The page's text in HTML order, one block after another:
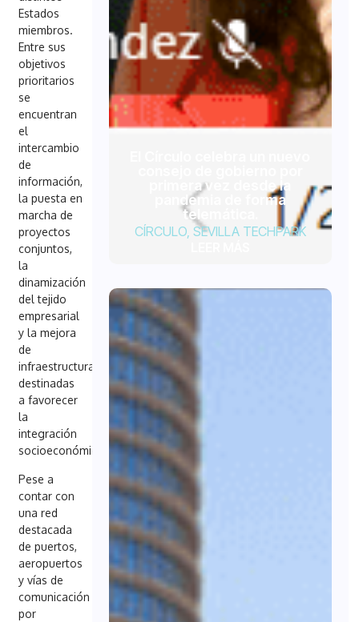
Estados
miembros.
Entre sus
objetivos
prioritarios
se
encuentran
el
intercambio
de
información,
la puesta en
marcha de
proyectos
conjuntos,
la
dinamización
del tejido
empresarial
y la mejora
de
infraestructuras
destinadas
a favorecer
la
integración
socioeconómica.
Pese a
contar con
una red
destacada
de puertos,
aeropuertos
y vías de
comunicación
por
primera vez desde la
pandemia de forma
telemática.
CÍRCULO, SEVILLA TECHPARK